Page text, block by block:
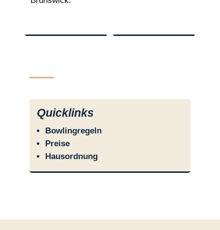
Quicklinks
Bowlingregeln
Preise
Hausordnung